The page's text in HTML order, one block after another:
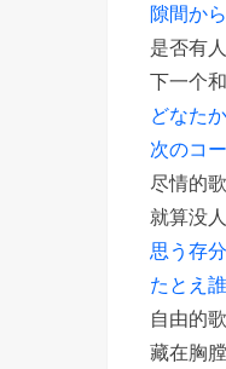
隙間か
是否有
下一个
どなた
次のコ
尽情的
就算没
思う存
たとえ
自由的
藏在胸